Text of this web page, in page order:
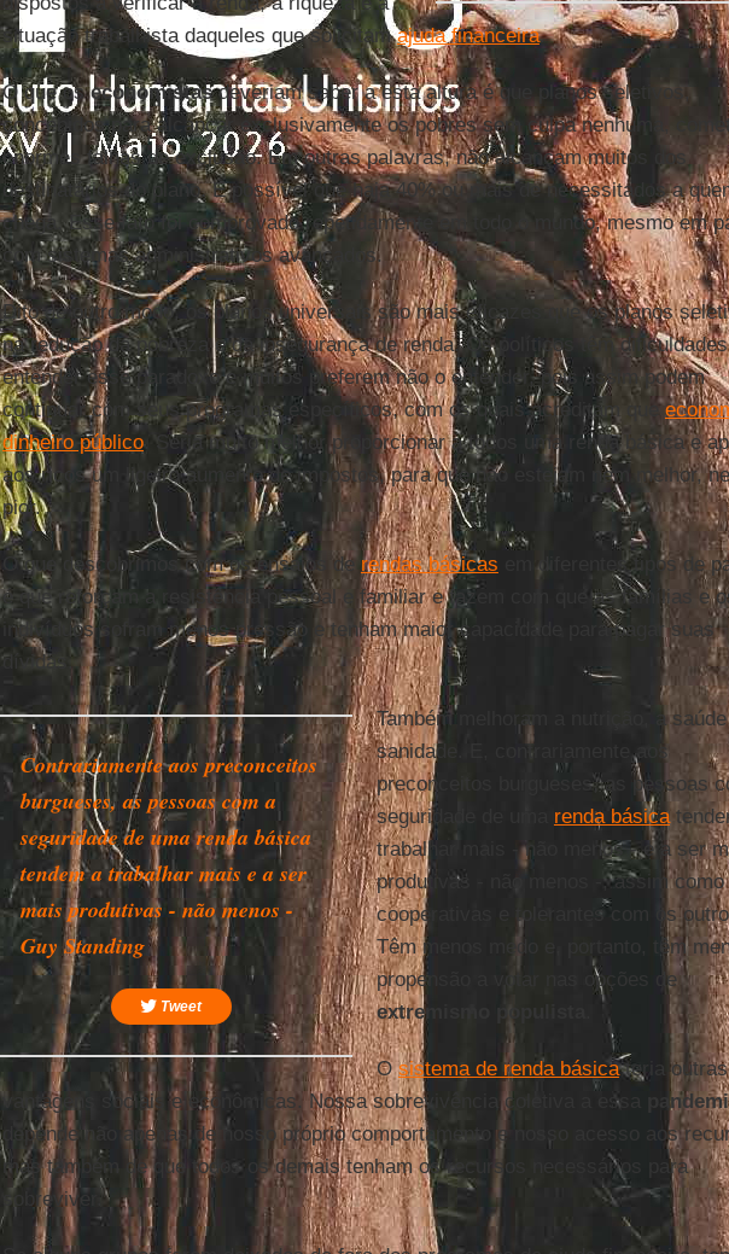
situação trabalhista daqueles que solicitamajuda financeira.
O que oseconomistasdeveriam saber a esta altura é que planos seletivos,
concebidos para alcançar exclusivamente os pobres sem culpa nenhuma,
enormes falhas de exclusão. Em outras palavras, não alcançam muitos dos
destinatários do plano. É possível que haja 40% ou mais de necessitados a
chega. Esse fato foi comprovado repetidamente em todo o mundo, mesmo em
com sistemas administrativos avançados.
Dito de outro modo, os planos universais são mais eficazes que os planos
na redução da pobreza e da insegurança de renda. Os políticos têm
entender esse paradoxo e muitos preferem não o entender, pois assim podem
continuar com seus programas específicos, com os quais acreditam que
dinheiro público. Seria muito melhor proporcionar a todos uma renda básica e
aos ricos um ligeiro aumento de impostos, para que não estejam nem melhor,
pior.
O que descobrimos com os ensaios de rendas básicas em diferentes tipos de
é que reforçam a resistência pessoal e familiar e fazem com que as famílias e
indivíduos sofram menos pressão e tenham maior capacidade para pagar suas
dívidas.
Contrariamente aos preconceitos
burgueses, as pessoas com a
seguridade de uma renda básica
tendem a trabalhar mais e a ser
mais produtivas - não menos -
Guy Standing
Tweet
Também melhoram a nutrição, a
sanidade. E, contrariamente aos
preconceitos burgueses, as pessoas
seguridade de uma renda básica
trabalhar mais - não menos - e a ser
produtivas - não menos -, assim
cooperativas e tolerantes com os
Têm menos medo e, portanto, têm
propensão a votar nas opções de
extremismo
Osistema de renda básicateria outras
vantagens sociais e econômicas. Nossa sobrevivência coletiva a essa
depende não apenas de nosso próprio comportamento e nosso acesso aos
mas também de que todos os demais tenham os recursos necessários para
sobreviver.